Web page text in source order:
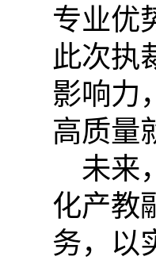
专业优
此次执
影响力
高质量
未来
化产教
务，以